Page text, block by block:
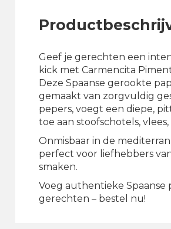
Geef je gerechten een
kick met Carmencita
Deze Spaanse gerookte
gemaakt van zorgvuldig
pepers, voegt een diepe,
toe aan stoofschotels, vlees,
Onmisbaar in de
perfect voor liefhebbers
smaken.
Voeg authentieke Spaanse
gerechten – bestel nu!